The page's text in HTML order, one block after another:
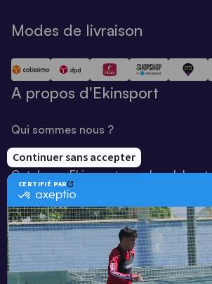
Modes de livraison
A propos d'Ekinsport
Qui sommes nous ?
Notre savoir-faire
Catalogue Ekinsport pour les clubs
Catalogue running Ekinsport
Blog
Une société de :